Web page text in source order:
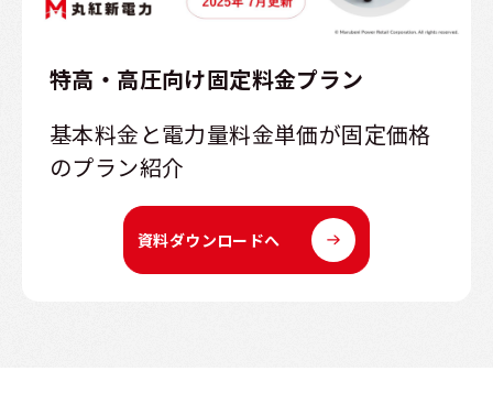
特高・高圧向け固定料金プラン
基本料金と電力量料金単価が固定価格
のプラン紹介
資料ダウンロードへ